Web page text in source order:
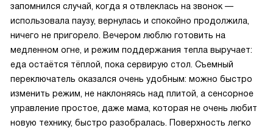
запомнился случай, когда я отвлеклась на звонок —
использовала паузу, вернулась и спокойно продолжила,
ничего не пригорело. Вечером люблю готовить на
медленном огне, и режим поддержания тепла выручает:
еда остаётся тёплой, пока сервирую стол. Съемный
переключатель оказался очень удобным: можно быстро
изменить режим, не наклоняясь над плитой, а сенсорное
управление простое, даже мама, которая не очень любит
новую технику, быстро разобралась. Поверхность легко